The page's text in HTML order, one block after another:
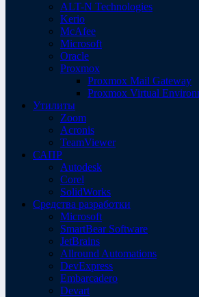
ALT-N Technologies
Kerio
McAfee
Microsoft
Oracle
Proxmox
Proxmox Mail Gateway
Proxmox Virtual
Утилиты
Zoom
Acronis
TeamViewer
САПР
Autodesk
Corel
SolidWorks
Средства разработки
Microsoft
SmartBear Software
JetBrains
Allround Automations
DevExpress
Embarcadero
Devart